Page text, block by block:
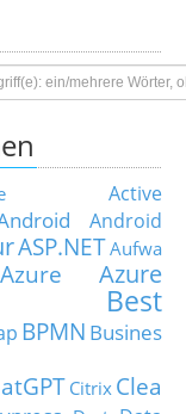
Active
Android
ASP.NETAufwa
Azure
Azure
Best
BPMN Busines
Citrix Clea